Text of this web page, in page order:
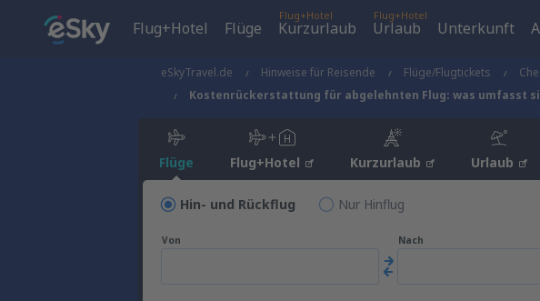
Flug+Hotel Flüge
Flug+Hotel
Kurzurlaub
Flug+Hotel
Urlaub Unterkunft
eSkyTravel.de Hinweise für Reisende Flüge/Flugtickets
Kostenrückerstattung für abgelehnten Flug: was umfasst
Flüge Flug+Hotel Kurzurlaub Urlaub
Hin- und Rückflug Nur Hinflug
Von Nach